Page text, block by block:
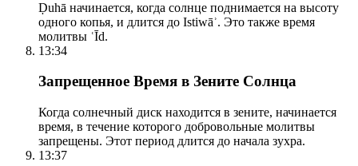
Ḍuhā начинается, когда солнце поднимается на высоту
одного копья, и длится до Istiwāʾ. Это также время
молитвы ʿĪd.
13:34
Запрещенное Время в Зените Солнца
Когда солнечный диск находится в зените, начинается
время, в течение которого добровольные молитвы
запрещены. Этот период длится до начала зухра.
13:37